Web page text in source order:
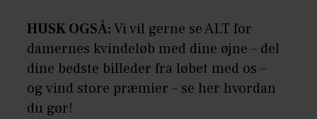
HUSK OGSÅ:Vi vil gerne se ALT for
damernes kvindeløb med dine øjne – del
dine bedste billeder fra løbet med os –
og vind store præmier – se her hvordan
du gør!